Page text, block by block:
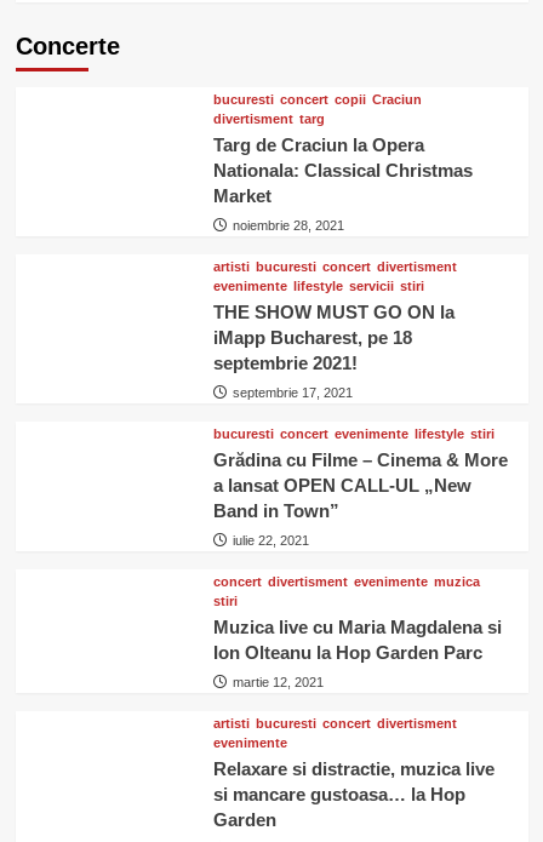
Concerte
bucuresti concert copii Craciun
divertisment targ
Targ de Craciun la Opera
Nationala: Classical Christmas
Market
noiembrie 28, 2021
artisti bucuresti concert divertisment
evenimente lifestyle servicii stiri
THE SHOW MUST GO ON la
iMapp Bucharest, pe 18
septembrie 2021!
septembrie 17, 2021
bucuresti concert evenimente lifestyle stiri
Grădina cu Filme – Cinema & More
a lansat OPEN CALL-UL „New
Band in Town”
iulie 22, 2021
concert divertisment evenimente muzica
stiri
Muzica live cu Maria Magdalena si
Ion Olteanu la Hop Garden Parc
martie 12, 2021
artisti bucuresti concert divertisment
evenimente
Relaxare si distractie, muzica live
si mancare gustoasa… la Hop
Garden